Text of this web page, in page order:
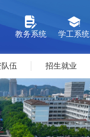
教务系统 学工系统
伍 招生就业